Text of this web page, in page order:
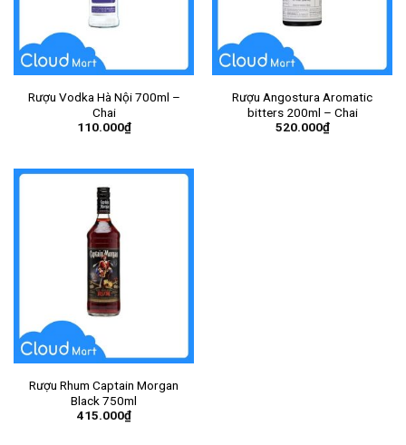
Rượu Vodka Hà Nội 700ml –
Chai
110.000₫
Rượu Angostura Aromatic
bitters 200ml – Chai
520.000₫
Rượu Rhum Captain Morgan
Black 750ml
415.000₫